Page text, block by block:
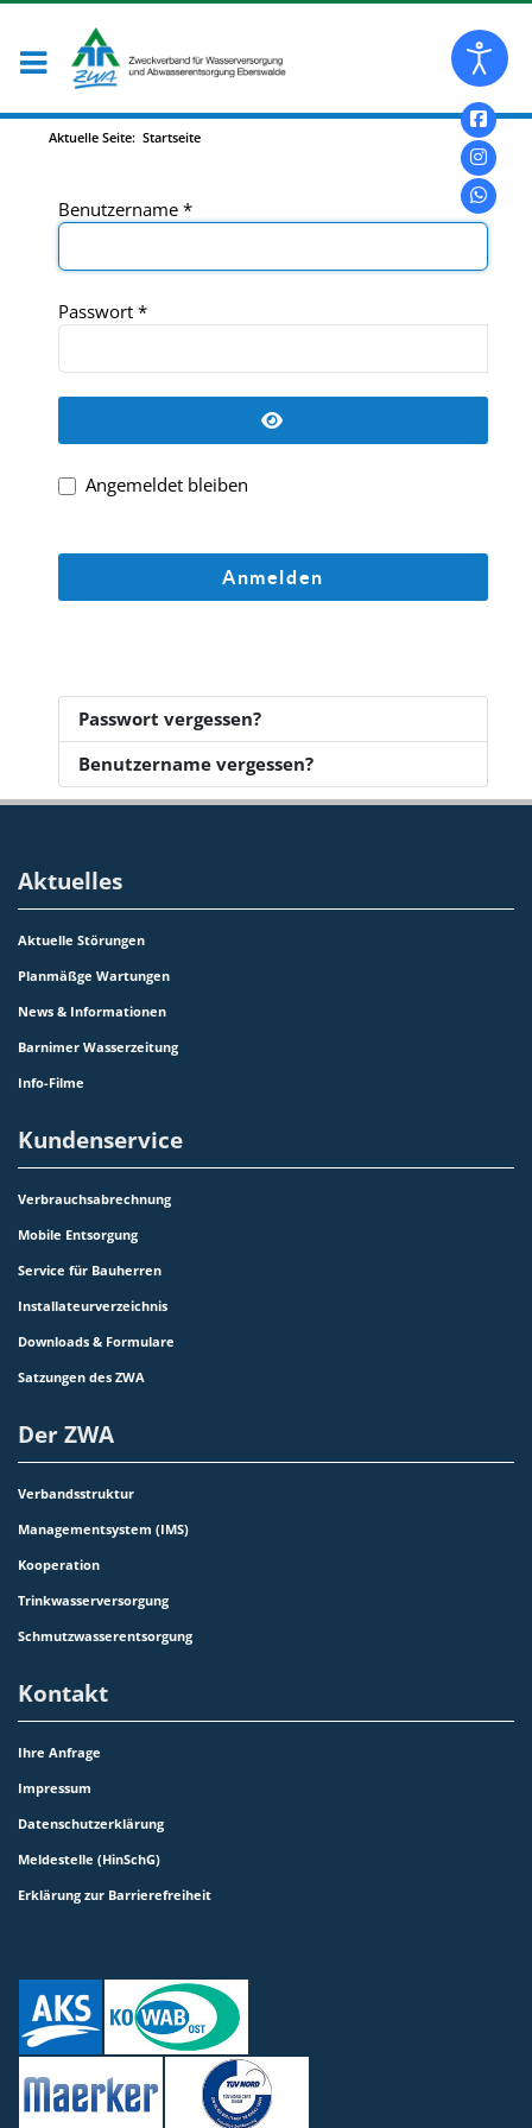
Aktuelle Seite: Startseite
Benutzername *
Passwort *
Angemeldet bleiben
Anmelden
Passwort vergessen?
Benutzername vergessen?
Aktuelles
Aktuelle Störungen
Planmäßge Wartungen
News & Informationen
Barnimer Wasserzeitung
Info-Filme
Kundenservice
Verbrauchsabrechnung
Mobile Entsorgung
Service für Bauherren
Installateurverzeichnis
Downloads & Formulare
Satzungen des ZWA
Der ZWA
Verbandsstruktur
Managementsystem (IMS)
Kooperation
Trinkwasserversorgung
Schmutzwasserentsorgung
Kontakt
Ihre Anfrage
Impressum
Datenschutzerklärung
Meldestelle (HinSchG)
Erklärung zur Barrierefreiheit